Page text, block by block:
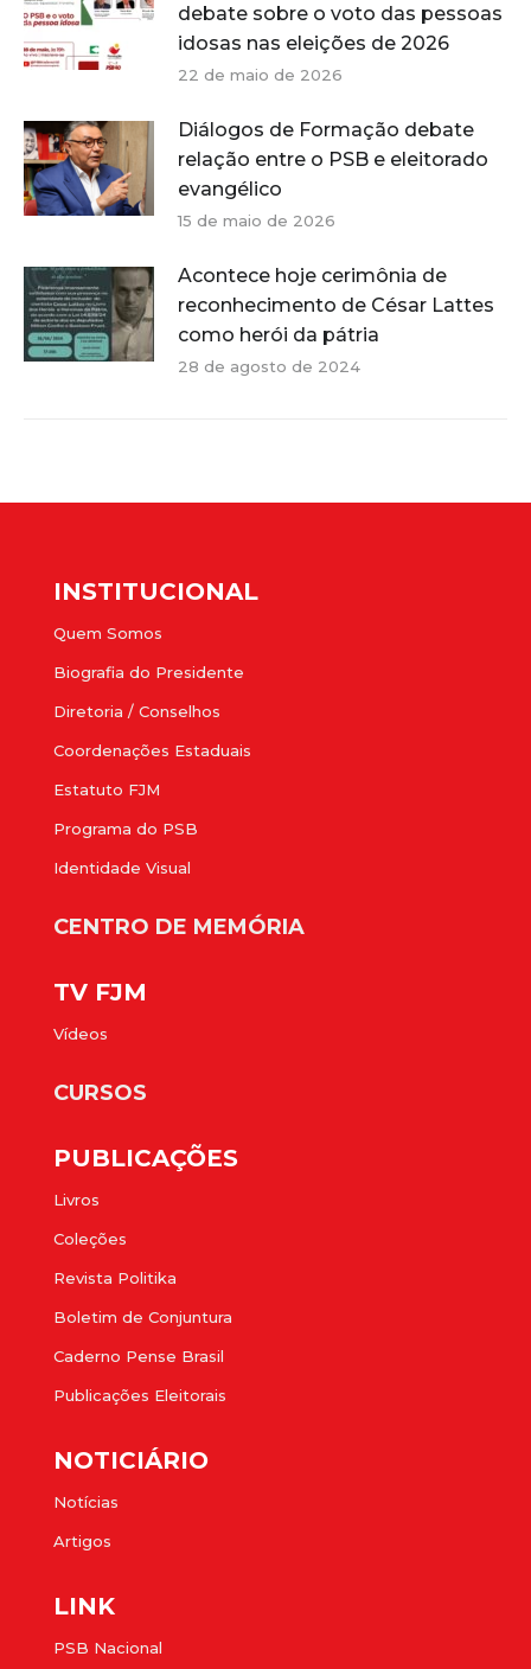
debate sobre o voto das pessoas
idosas nas eleições de 2026
22 de maio de 2026
Diálogos de Formação debate
relação entre o PSB e eleitorado
evangélico
15 de maio de 2026
Acontece hoje cerimônia de
reconhecimento de César Lattes
como herói da pátria
28 de agosto de 2024
INSTITUCIONAL
Quem Somos
Biografia do Presidente
Diretoria / Conselhos
Coordenações Estaduais
Estatuto FJM
Programa do PSB
Identidade Visual
CENTRO DE MEMÓRIA
TV FJM
Vídeos
CURSOS
PUBLICAÇÕES
Livros
Coleções
Revista Politika
Boletim de Conjuntura
Caderno Pense Brasil
Publicações Eleitorais
NOTICIÁRIO
Notícias
Artigos
LINK
PSB Nacional